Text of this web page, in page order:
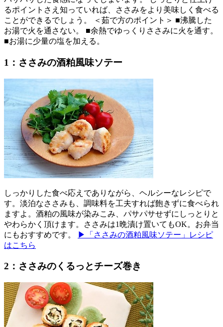
るポイントさえ知っていれば、ささみをより美味しく食べる
ことができるでしょう。 ＜茹で方のポイント＞ ■沸騰した
お湯で火を通さない。 ■余熱でゆっくりささみに火を通す。
■お湯に少量の塩を加える。
1：ささみの酒粕風味ソテー
しっかりした食べ応えでありながら、ヘルシーなレシピで
す。淡泊なささみも、調味料を工夫すれば飽きずに食べられ
ますよ。酒粕の風味が染みこみ、パサパサせずにしっとりと
やわらかく頂けます。ささみは1晩漬け置いてもOK。お弁当
にもおすすめです。
▶「ささみの酒粕風味ソテー」レシピ
はこちら
2：ささみのくるっとチーズ巻き